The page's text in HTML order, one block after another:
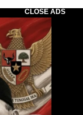
CLOSE ADS